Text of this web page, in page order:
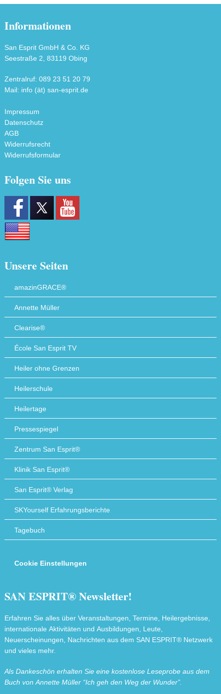
Informationen
San Esprit GmbH & Co. KG
Seestraße 2, 83119 Obing
Zentralruf: 089 23 51 20 79
Mail: info (ät) san-esprit.de
Impressum
Datenschutz
AGB
Widerrufsrecht
Widerrufsformular
Folgen Sie uns
Unsere Seiten
amazinGRACE®
Annette Müller
Clearise®
École San Esprit TV
Heiler ohne Grenzen
Heilerschule
Heilertage
Pressespiegel
Zentrum San Esprit®
Klinik San Esprit®
San Esprit® Verlag
SKYourself Erfahrungsberichte
Tagebuch
Cookie Einstellungen
SAN ESPRIT® Newsletter!
Erfahren Sie alles über Veranstaltungen, Termine, Heilergebnisse,
internationale Aktivitäten und Ausbildungen, Leute,
Neuerscheinungen, Nachrichten aus dem SAN ESPRIT® Netzwerk
und vieles mehr.
Als Dankeschön erhalten Sie eine kostenlose Leseprobe aus dem
Buch von Annette Müller “Ich geh den Weg der Wunder”.